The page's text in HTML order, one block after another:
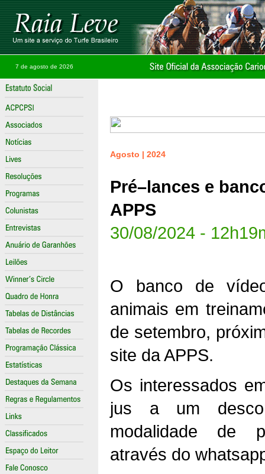
7 de agosto de 2026
Agosto | 2024
Pré–lances e
APPS
30/08/2024 -
O banco de
animais em
de setembro,
site da APPS.
Os interessados
jus a um
modalidade de
através do